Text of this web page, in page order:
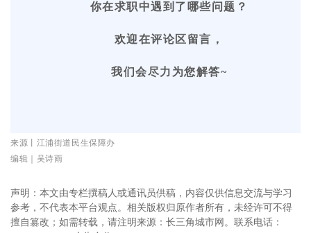
你在求职中遇到了哪些问题？
欢迎在评论区留言，
我们会尽力为您解答~
来源丨江浦街道民生保障办
编辑 ｜吴诗雨
声明：本文由专栏撰稿人或通讯员供稿，内容仅供信息交流与学习
参考，不代表本平台观点。相关版权归原作者所有，未经许可不得
擅自篡改；如需转载，请注明来源：长三角城市网。联系电话：